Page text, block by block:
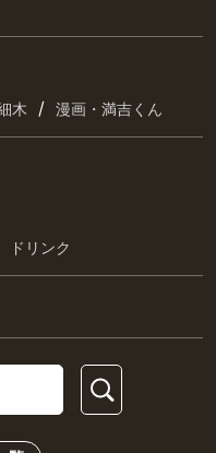
木 / 漫画・満吉くん
ドリンク